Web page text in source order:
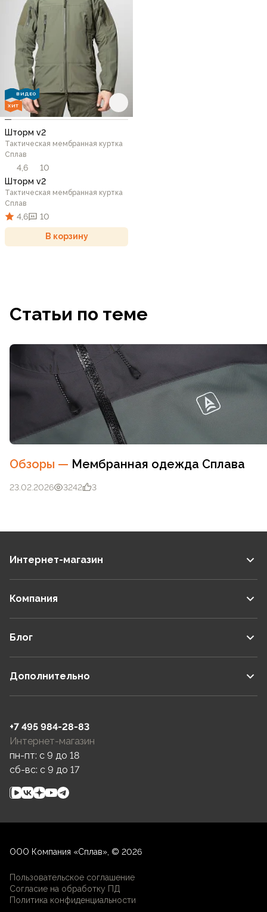
ВИДЕО
ХИТ
Шторм v2
Тактическая мембранная куртка
Сплав
4,6
10
Шторм v2
Тактическая мембранная куртка
Сплав
4,6 10
В корзину
Статьи по теме
Обзоры — Мембранная одежда Сплава
23.02.2026 3242 3
Интернет-магазин
Компания
Блог
Дополнительно
+7 495 984-28-83
Интернет-магазин
пн-пт: c 9 до 18
сб-вс: c 9 до 17
ООО Компания «Сплав», © 2026
Пользовательское соглашение
Согласие на обработку ПД
Политика конфиденциальности